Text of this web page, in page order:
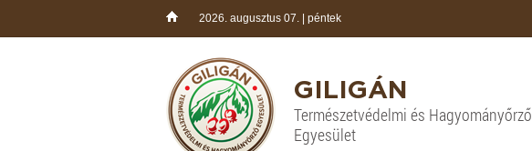
2026. augusztus 07. | péntek
GILIGÁN
Természetvédelmi és Hagyományőrző
Egyesület